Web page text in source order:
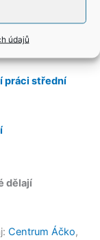
údajů
práci střední
dělají
Centrum Áčko,